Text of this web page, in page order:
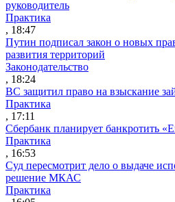
руководитель
Практика
, 18:47
Путин подписал закон о новых
развития территорий
Законодательство
, 18:24
ВС защитил право на взыскание
Практика
, 17:11
Сбербанк планирует банкротить
Практика
, 16:53
Суд пересмотрит дело о выдаче
решение МКАС
Практика